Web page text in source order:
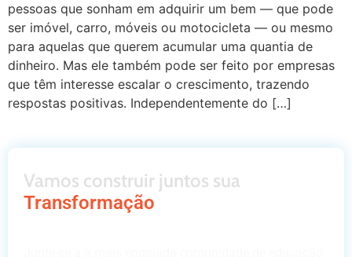
pessoas que sonham em adquirir um bem — que pode
ser imóvel, carro, móveis ou motocicleta — ou mesmo
para aquelas que querem acumular uma quantia de
dinheiro. Mas ele também pode ser feito por empresas
que têm interesse escalar o crescimento, trazendo
respostas positivas. Independentemente do […]
Vamos construir juntos sua
Transformação